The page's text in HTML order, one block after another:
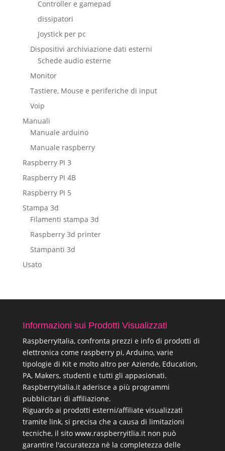
Controller e gamepad
dissipatori
Joystick per pc
Dispositivi archiviazione dati esterni
Schede audio esterne
Monitor
Tastiere, Mouse e periferiche di input
Voip
Manuali
Manuale arduino
Manuale raspberry
Raspberry PI 3
Raspberry PI 4B
Raspberry PI 5
Stampa 3d
Filamenti stampa 3d
Raspberry 3d printer
Stampanti 3d
Usato
Informazioni sui Prodotti Visualizzati
RaspberryItalia, confronta prezzi e info di prodotti di
elettronica come raspberry pi, Arduino, varie
tipologie di Kit e molto altro per Aziende, Education,
PA, Makers, studenti e tutti gli appasionati.
Raspberryitalia.it aderisce a più programmi
pubblicitari di affiliazione.
Riguardo ai prodotti esterni/affiliate visualizzati
tramite link, si precisa che a causa di limitazioni
tecniche, il sito www.raspberryitlia.it non può
garantire l'accuratezza nè la completezza delle